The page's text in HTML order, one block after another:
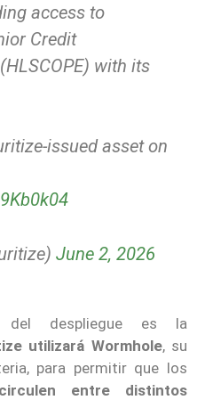
access to
Credit
with its
issued asset on
June 2, 2026
del despliegue es la
utilizará Wormhole, su
para permitir que los
circulen entre distintos